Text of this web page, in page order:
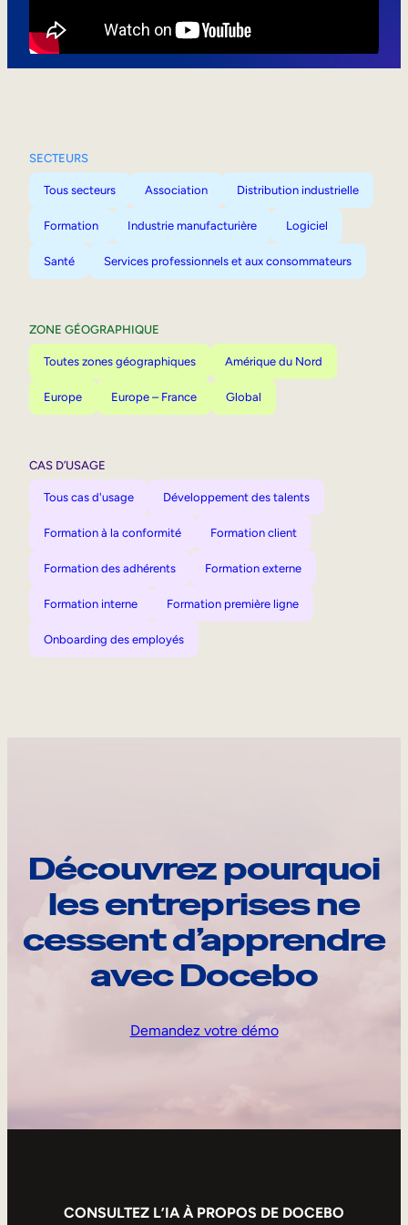
SECTEURS
Tous secteurs Association Distribution industrielle
Formation Industrie manufacturière Logiciel
Santé Services professionnels et aux consommateurs
ZONE GÉOGRAPHIQUE
Toutes zones géographiques Amérique du Nord
Europe Europe – France Global
CAS D’USAGE
Tous cas d'usage Développement des talents
Formation à la conformité Formation client
Formation des adhérents Formation externe
Formation interne Formation première ligne
Onboarding des employés
Découvrez pourquoi
les entreprises ne
cessent d’apprendre
avec Docebo
Demandez votre démo
CONSULTEZ L’IA À PROPOS DE DOCEBO